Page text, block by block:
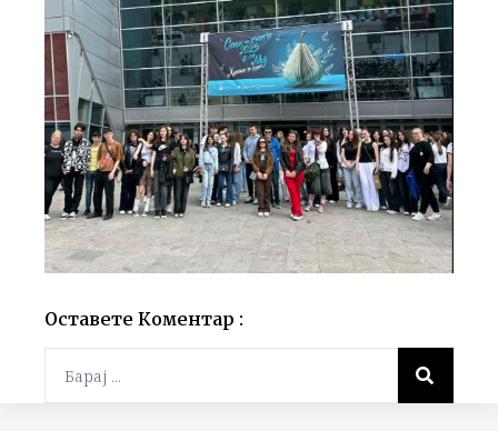
Оставете Коментар :